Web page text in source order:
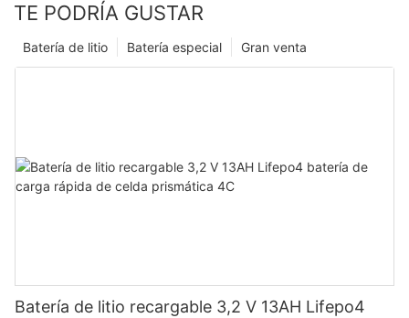
TE PODRÍA GUSTAR
Gran venta
Batería especial
Batería de litio
Batería de litio recargable 3,2 V 13AH Lifepo4